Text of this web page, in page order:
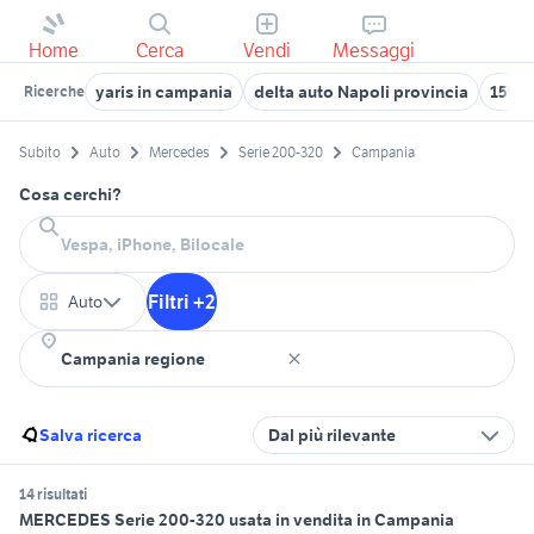
Home Cerca Vendi Messaggi
Ricerche yaris in campania delta auto Napoli provincia 159
Subito Auto Mercedes Serie 200-320 Campania
Cosa cerchi?
Auto Filtri +2
Salva ricerca Dal più rilevante
14 risultati
MERCEDES Serie 200-320 usata in vendita in Campania